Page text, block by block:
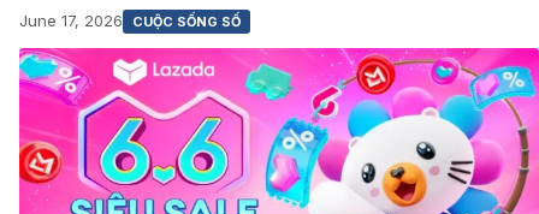
June 17, 2026 CUỘC SỐNG SỐ